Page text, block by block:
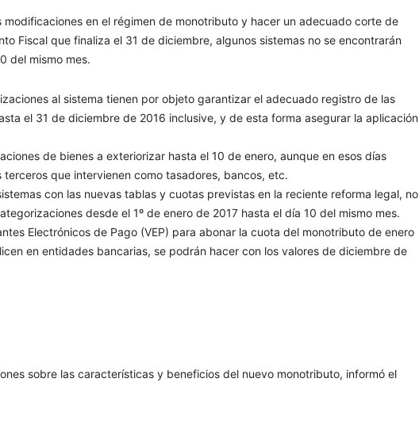
en el régimen de monotributo y hacer un adecuado corte de
Fiscal que finaliza el 31 de diciembre, algunos sistemas no se encontrarán
del mismo mes.
al sistema tienen por objeto garantizar el adecuado registro de las
el 31 de diciembre de 2016 inclusive, y de esta forma asegurar la aplicación
de bienes a exteriorizar hasta el 10 de enero, aunque en esos días
que intervienen como tasadores, bancos, etc.
con las nuevas tablas y cuotas previstas en la reciente reforma legal, no
desde el 1º de enero de 2017 hasta el día 10 del mismo mes.
Electrónicos de Pago (VEP) para abonar la cuota del monotributo de enero
en entidades bancarias, se podrán hacer con los valores de diciembre de
sobre las características y beneficios del nuevo monotributo, informó el